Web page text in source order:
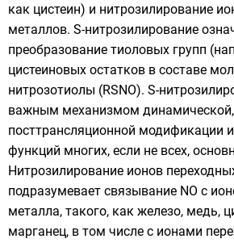
как цистеин) и нитрозилирование
металлов. S-нитрозилирование
преобразование тиоловых групп
цистеиновых остатков в составе
нитрозотиолы (RSNO). S-
важным механизмом
посттрансляционной модификации
функций многих, если не всех,
Нитрозилирование ионов
подразумевает связывание NO с
металла, такого, как железо, медь,
марганец, в том числе с ионами